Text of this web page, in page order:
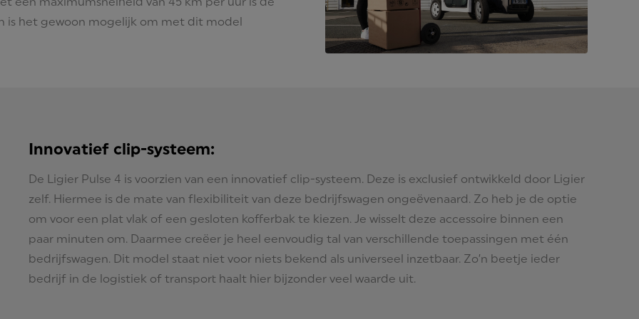
is het gewoon mogelijk om met dit model
Innovatief clip-systeem:
De Ligier Pulse 4 is voorzien van een innovatief clip-systeem. Deze is exclusief ontwikkeld door Ligier
zelf. Hiermee is de mate van flexibiliteit van deze bedrijfswagen ongeëvenaard. Zo heb je de optie
om voor een plat vlak of een gesloten kofferbak te kiezen. Je wisselt deze accessoire binnen een
paar minuten om. Daarmee creëer je heel eenvoudig tal van verschillende toepassingen met één
bedrijfswagen. Dit model staat niet voor niets bekend als universeel inzetbaar. Zo’n beetje ieder
bedrijf in de logistiek of transport haalt hier bijzonder veel waarde uit.